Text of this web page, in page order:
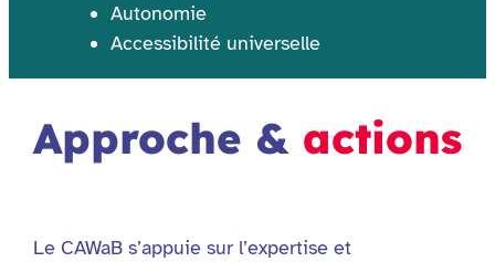
Autonomie
Accessibilité universelle
Approche & actions
Le CAWaB s’appuie sur l’expertise et